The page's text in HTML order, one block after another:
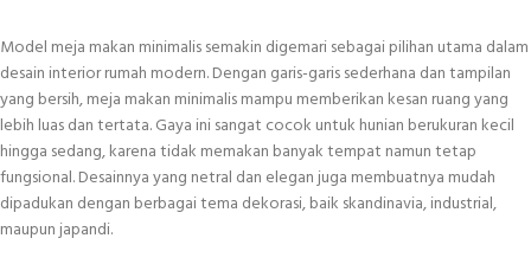
Model meja makan minimalis semakin digemari sebagai pilihan utama dalam
desain interior rumah modern. Dengan garis-garis sederhana dan tampilan
yang bersih, meja makan minimalis mampu memberikan kesan ruang yang
lebih luas dan tertata. Gaya ini sangat cocok untuk hunian berukuran kecil
hingga sedang, karena tidak memakan banyak tempat namun tetap
fungsional. Desainnya yang netral dan elegan juga membuatnya mudah
dipadukan dengan berbagai tema dekorasi, baik skandinavia, industrial,
maupun japandi.